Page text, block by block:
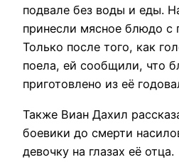
подвале без воды и еды.
принесли мясное блюдо с
Только после того, как
поела, ей сообщили, что
приготовлено из её
Также Виан Дахил
боевики до смерти
девочку на глазах её отца.